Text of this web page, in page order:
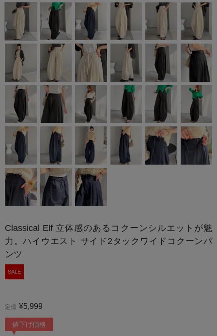
Classical Elf 立体感のあるコクーンシルエットが魅
力。ハイウエスト サイド2タックワイドコクーンパ
ンツ
SALE
定価 ¥5,999
値下げ価格